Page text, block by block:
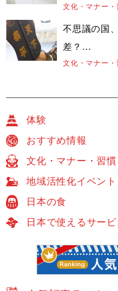
文化・マナー・
不思議の国
差？…
文化・マナー・
体験
おすすめ情報
文化・マナー・習慣
地域活性化イベント
日本の食
日本で使えるサービ